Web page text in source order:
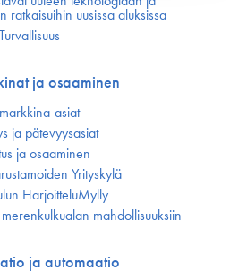
ratkaisuihin uusissa aluksissa
Turvallisuus
ja osaaminen
asiat
ja pätevyys­asiat
ja osaaminen
Yrityskylä
HarjoitteluMylly
mahdollisuuksiin
ja automaatio